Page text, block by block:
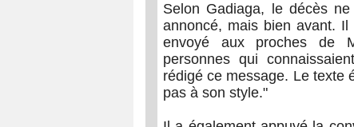
Selon Gadiaga, le décès
annoncé, mais bien avant. Il
envoyé aux proches de
personnes qui
rédigé ce message. Le texte
pas à son style."